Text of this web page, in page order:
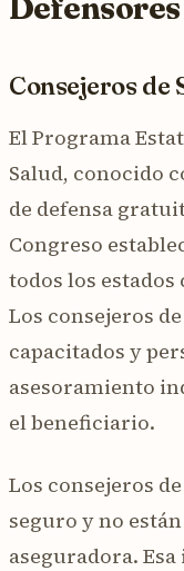
Consejeros de
El Programa
Salud, conocido
de defensa
Congreso
todos los
Los consejeros
capacitados y
asesoramiento
el beneficiario.
Los consejeros
seguro y no
aseguradora.